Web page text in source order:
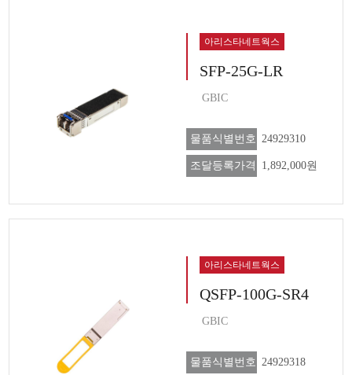
아리스타네트웍스
SFP-25G-LR
GBIC
물품식별번호 24929310
조달등록가격 1,892,000원
아리스타네트웍스
QSFP-100G-SR4
GBIC
물품식별번호 24929318